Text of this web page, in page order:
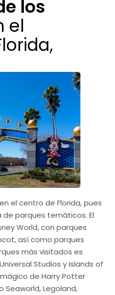
los
el
el centro de Florida, pues
parques temáticos. El
World, con parques
así como parques
más visitados es
Studios y Islands of
de Harry Potter
Legoland,